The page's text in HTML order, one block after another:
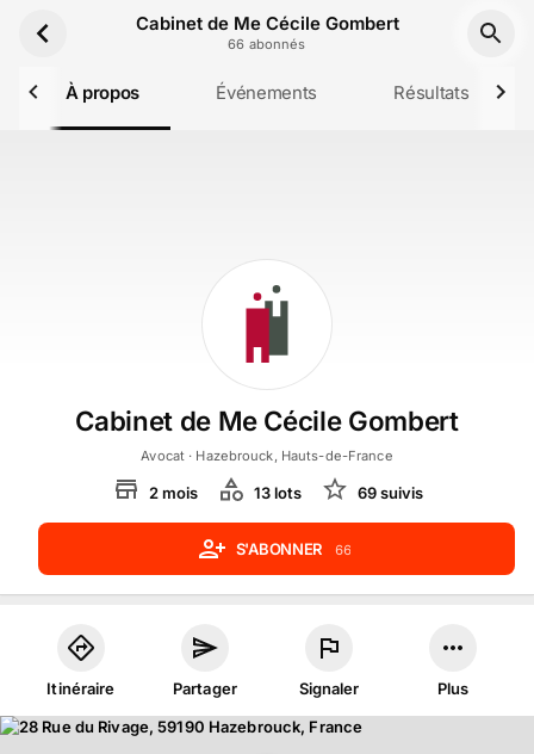
Cabinet de Me Cécile Gombert
66 abonnés
À propos Événements Résultats
Cabinet de Me Cécile Gombert
Avocat · Hazebrouck, Hauts-de-France
2 mois 13lots 69suivis
S'ABONNER 66
Itinéraire Partager Signaler Plus